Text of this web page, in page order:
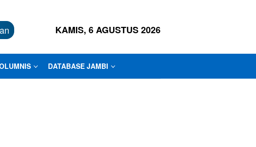
KAMIS, 6 AGUSTUS 2026
DATABASE JAMBI